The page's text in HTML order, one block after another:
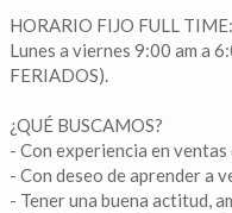
HORARIO FIJO FULL TIME:
Lunes a viernes 9:00 am a
FERIADOS).
¿QUÉ BUSCAMOS?
- Con experiencia en ventas
- Con deseo de aprender a
- Tener una buena actitud,